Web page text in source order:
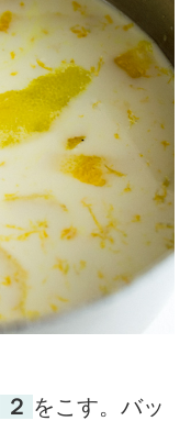
２ をこす。バッ